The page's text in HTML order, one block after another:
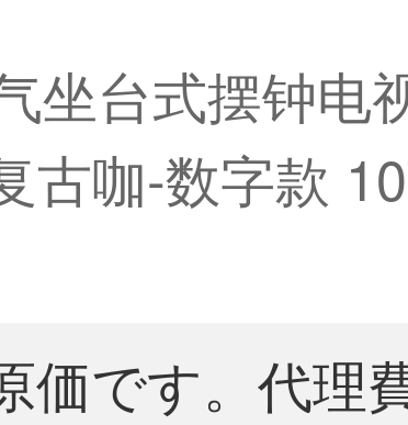
坐台式摆钟电
古咖-数字款
価です。代理